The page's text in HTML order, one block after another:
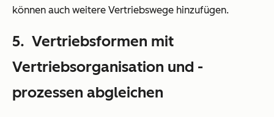
können auch weitere Vertriebswege hinzufügen.
5. Vertriebsformen mit
Vertriebsorganisation und -
prozessen abgleichen